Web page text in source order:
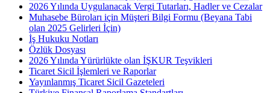
2026 Yılında Uygulanacak Vergi Tutarları, Hadler ve Cezalar
Muhasebe Büroları için Müşteri Bilgi Formu (Beyana Tabi
olan 2025 Gelirleri İçin)
İş Hukuku Notları
Özlük Dosyası
2026 Yılında Yürürlükte olan İŞKUR Teşvikleri
Ticaret Sicil İşlemleri ve Raporlar
Yayınlanmış Ticaret Sicil Gazeteleri